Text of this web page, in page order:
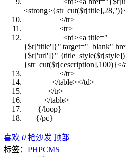
<td><a href=
<strong>{str_cut($r[title],28,'')}
</tr>
<tr>
<td><a title="
{$r['title']}" target="_blank"
{$r['url']}"
{str_cut($r[description],100)}</a
</tr>
</table></td>
</tr>
</table>
{/loop}
{/pc}
喜欢 0 抢沙发 顶部
标签： PHPCMS